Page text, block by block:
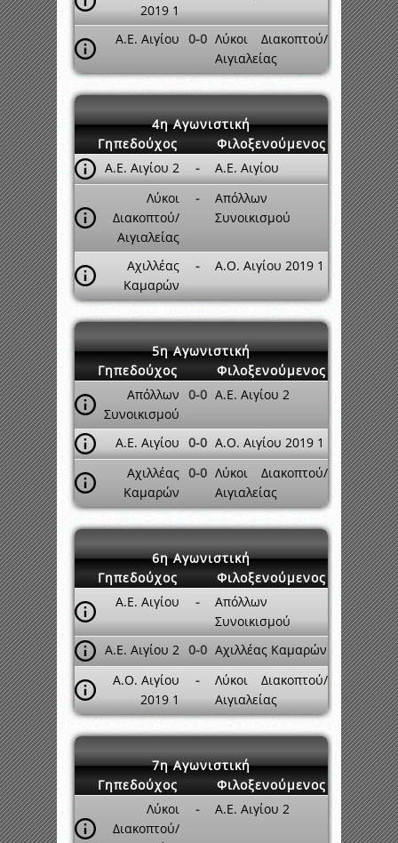
2019 1
Α.Ε. Αιγίου 0-0 Λύκοι Διακοπτού/
Αιγιαλείας
4η Αγωνιστική
Γηπεδούχος
Φιλοξενούμενος
Α.Ε. Αιγίου 2
-
Α.Ε. Αιγίου
Λύκοι
Διακοπτού/
Αιγιαλείας
-
Απόλλων
Συνοικισμού
Αχιλλέας
Καμαρών
- Α.Ο. Αιγίου 2019 1
5η Αγωνιστική
Γηπεδούχος
Φιλοξενούμενος
Απόλλων
Συνοικισμού
0-0 Α.Ε. Αιγίου 2
Α.Ε. Αιγίου 0-0 Α.Ο. Αιγίου 2019 1
Αχιλλέας
Καμαρών
0-0 Λύκοι Διακοπτού/
Αιγιαλείας
6η Αγωνιστική
Γηπεδούχος
Φιλοξενούμενος
Α.Ε. Αιγίου
-
Απόλλων
Συνοικισμού
Α.Ε. Αιγίου 2 0-0 Αχιλλέας Καμαρών
Α.Ο. Αιγίου
2019 1
-
Λύκοι Διακοπτού/
Αιγιαλείας
7η Αγωνιστική
Γηπεδούχος
Φιλοξενούμενος
Λύκοι
Διακοπτού/
- Α.Ε. Αιγίου 2